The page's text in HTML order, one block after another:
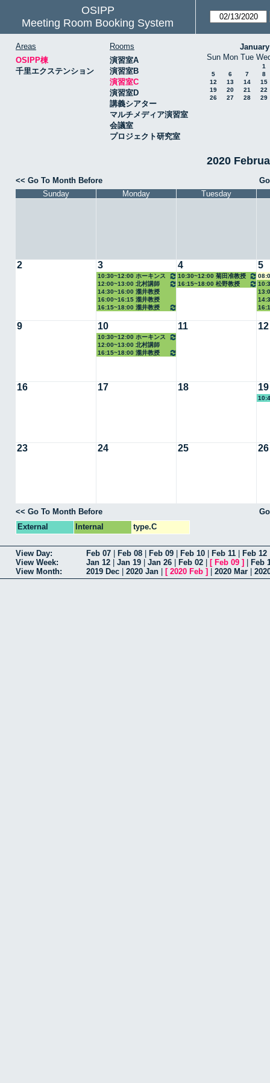
OSIPP
Meeting Room Booking System
Areas
OSIPP棟
千里エクステンション
Rooms
演習室A
演習室B
演習室C
演習室D
講義シアター
マルチメディア演習室
会議室
プロジェクト研究室
Sun Mon Tue
1
5
6 7
8
12
13 14
15
19
20 21
22
26
27 28 29
2020
<< Go To Month Before
Sunday
Monday Tuesday
2 3
10:30~12:00 ホーキンス
准教授
12:00~13:00 北村講師
14:30~16:00 瀧井教授
16:00~16:15 瀧井教授
16:15~18:00 瀧井教授
4
10:30~12:00 菊田准教授
16:15~18:00 松野教授
5
教授
9 10
10:30~12:00 ホーキンス
准教授
12:00~13:00 北村講師
16:15~18:00 瀧井教授
11 12
16 17 18 19
23 24 25 26
<< Go To Month Before
External
Internal type.C
View Day: Feb 07 Feb 08 Feb 09 Feb 10 Feb 11 Feb 12
View Week:
Jan 12 Jan 19 Jan 26 Feb 02 [ Feb 09 ]
Feb
View Month:
2019 Dec 2020 Jan [ 2020 Feb ] 2020 Mar